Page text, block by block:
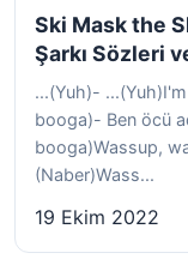
Ski Mask the
Şarkı Sözleri
...(Yuh)-
booga)- Ben öcü
booga)Wassup,
(Naber)Wass...
19 Ekim 2022